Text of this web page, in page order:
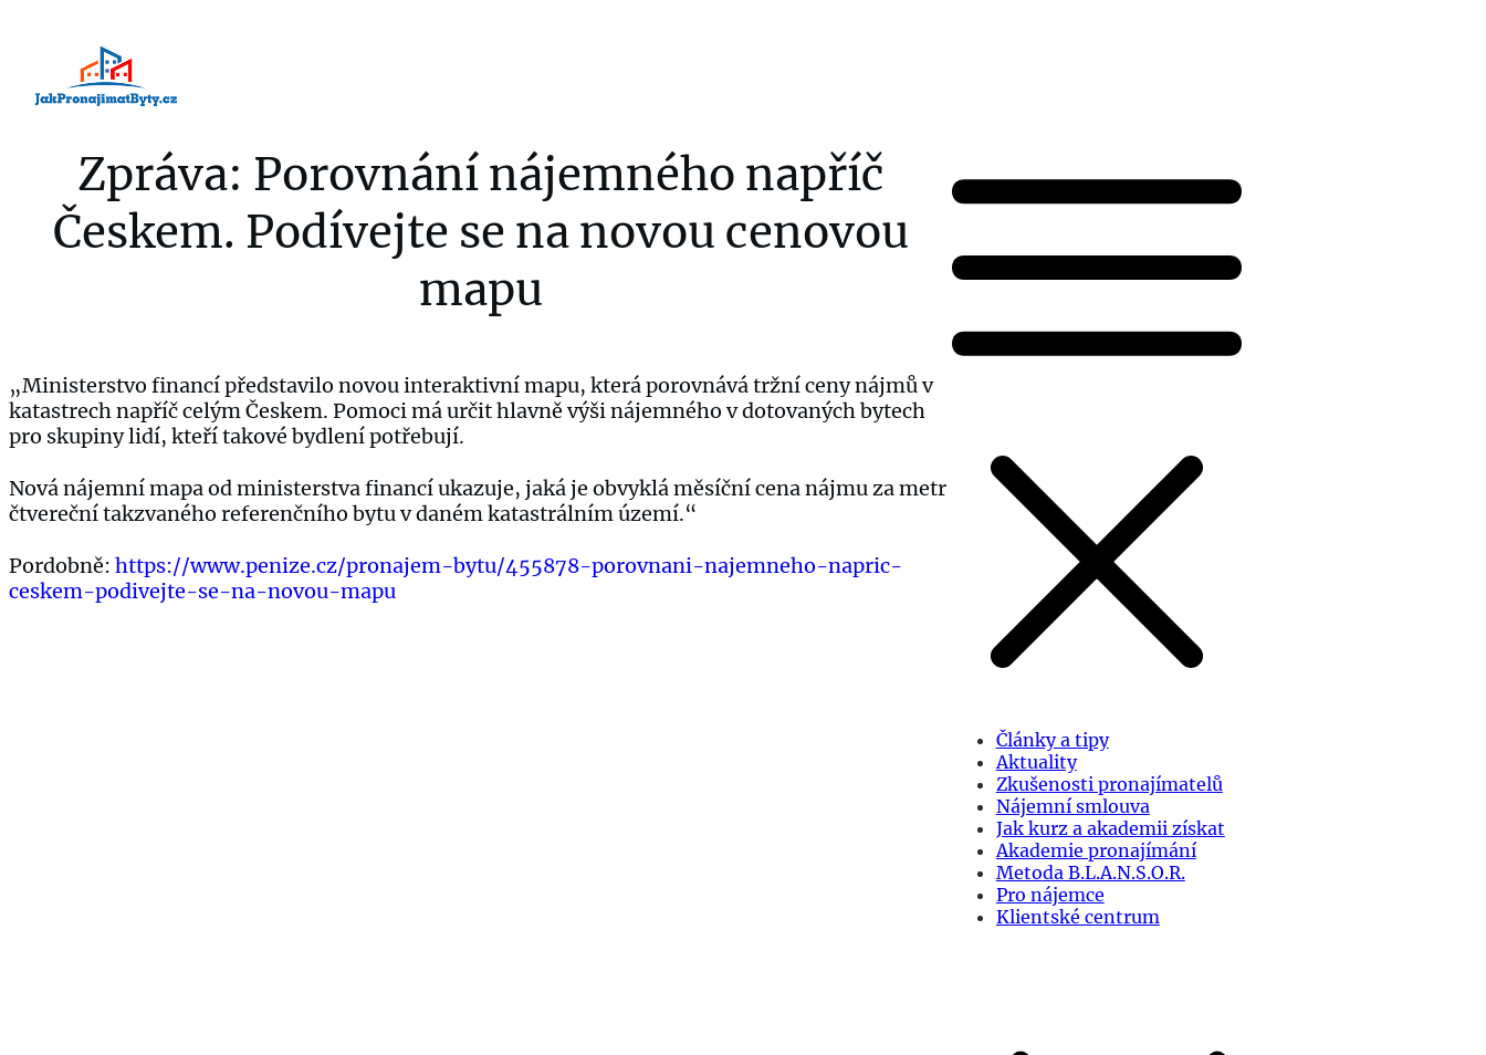
Články a tipy
Aktuality
Zkušenosti pronajímatelů
Nájemní smlouva
Jak kurz a akademii získat
Akademie pronajímání
Metoda B.L.A.N.S.O.R.
Pro nájemce
Klientské centrum
Zpráva: Porovnání nájemného napříč
Českem. Podívejte se na novou cenovou
mapu
„Ministerstvo financí představilo novou interaktivní mapu, která porovnává tržní ceny nájmů v
katastrech napříč celým Českem. Pomoci má určit hlavně výši nájemného v dotovaných bytech
pro skupiny lidí, kteří takové bydlení potřebují.
Nová nájemní mapa od ministerstva financí ukazuje, jaká je obvyklá měsíční cena nájmu za metr
čtvereční takzvaného referenčního bytu v daném katastrálním území.“
Pordobně: https://www.penize.cz/pronajem-bytu/455878-porovnani-najemneho-napric-
ceskem-podivejte-se-na-novou-mapu